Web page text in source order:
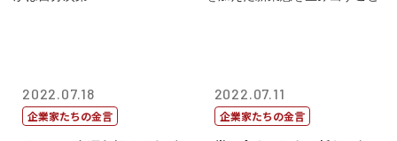
2022.07.18
企業家たちの金言
2022.07.11
企業家たちの金言